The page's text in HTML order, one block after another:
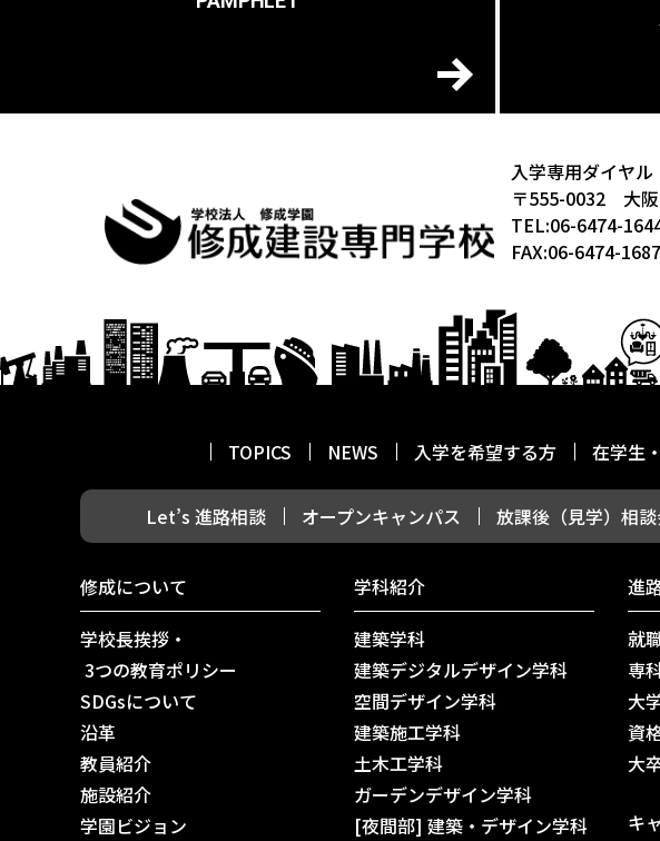
入学専用ダイヤ
〒555-0032 大
TEL:06-6474-
FAX:06-6474-1687
TOPICS NEWS 入学を希望する方 在学生
Let’s 進路相談 オープンキャンパス 放課後（見学）相
修成について
学校長挨拶・
3つの教育ポリシー
SDGsについて
沿革
教員紹介
施設紹介
学園ビジョン
学科紹介
建築学科
建築デジタルデザイン学科
空間デザイン学科
建築施工学科
土木工学科
ガーデンデザイン学科
[夜間部] 建築・デザイン学科
進
就
専
大
資
⼤
キ